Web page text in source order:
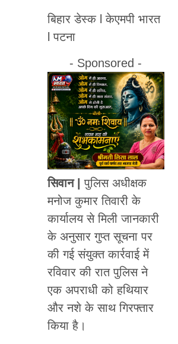
बिहार डेस्क l केएमपी भारत
l पटना
- Sponsored -
सिवान |पुलिस अधीक्षक
मनोज कुमार तिवारी के
कार्यालय से मिली जानकारी
के अनुसार गुप्त सूचना पर
की गई संयुक्त कार्रवाई में
रविवार की रात पुलिस ने
एक अपराधी को हथियार
और नशे के साथ गिरफ्तार
किया है।